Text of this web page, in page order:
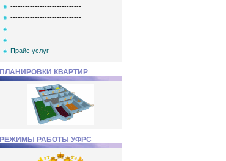
-----------------------------
-----------------------------
-----------------------------
-----------------------------
Прайс услуг
ПЛАНИРОВКИ КВАРТИР
РЕЖИМЫ РАБОТЫ УФРС